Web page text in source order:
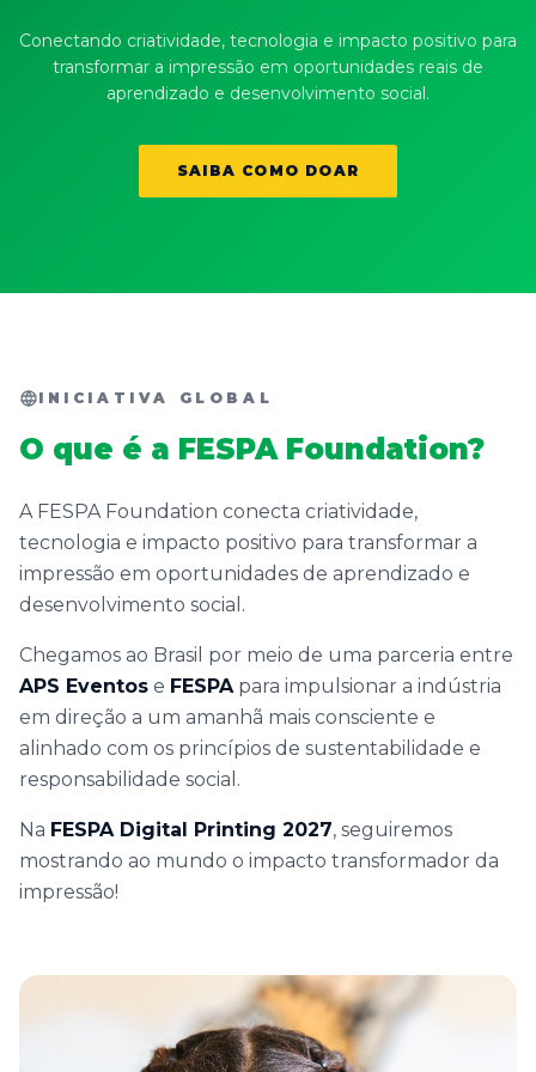
Conectando criatividade, tecnologia e impacto positivo para
transformar a impressão em oportunidades reais de
aprendizado e desenvolvimento social.
SAIBA COMO DOAR
INICIATIVA GLOBAL
O que é a FESPA Foundation?
A FESPA Foundation conecta criatividade,
tecnologia e impacto positivo para transformar a
impressão em oportunidades de aprendizado e
desenvolvimento social.
Chegamos ao Brasil por meio de uma parceria entre
APS Eventos e FESPApara impulsionar a indústria
em direção a um amanhã mais consciente e
alinhado com os princípios de sustentabilidade e
responsabilidade social.
Na FESPA Digital Printing 2027, seguiremos
mostrando ao mundo o impacto transformador da
impressão!